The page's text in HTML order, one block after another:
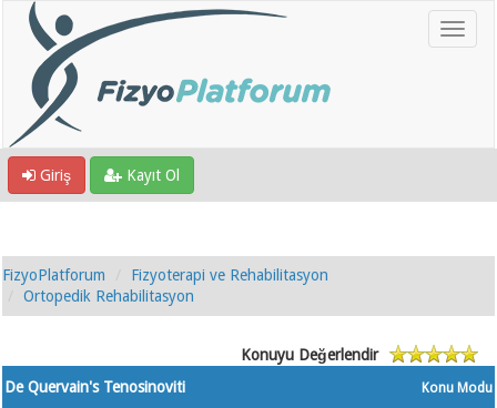
Giriş Kayıt Ol
FizyoPlatforum
Fizyoterapi ve Rehabilitasyon
Ortopedik Rehabilitasyon
Konuyu Değerlendir
Konu Modu
De Quervain's Tenosinoviti